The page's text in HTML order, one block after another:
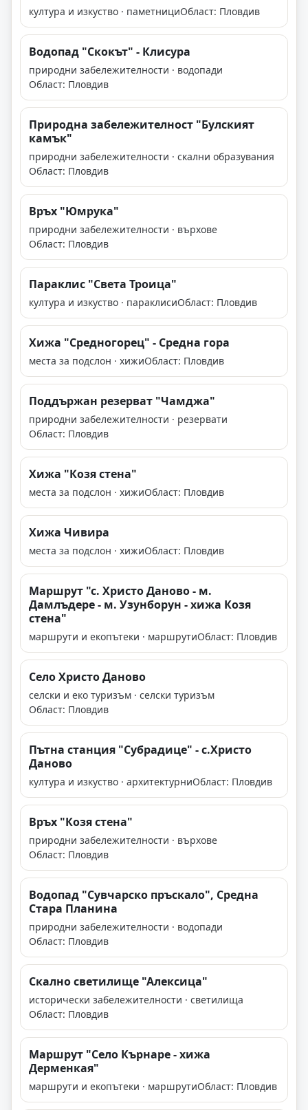
култура и изкуство · паметнициОбласт: Пловдив
Водопад "Скокът" - Клисура
природни забележителности · водопади
Област: Пловдив
Природна забележителност "Булският
камък"
природни забележителности · скални образувания
Област: Пловдив
Връх "Юмрука"
природни забележителности · върхове
Област: Пловдив
Параклис "Света Троица"
култура и изкуство · параклисиОбласт: Пловдив
Хижа "Средногорец" - Средна гора
места за подслон · хижиОбласт: Пловдив
Поддържан резерват "Чамджа"
природни забележителности · резервати
Област: Пловдив
Хижа "Козя стена"
места за подслон · хижиОбласт: Пловдив
Хижа Чивира
места за подслон · хижиОбласт: Пловдив
Маршрут "с. Христо Даново - м.
Дамлъдере - м. Узунборун - хижа Козя
стена"
маршрути и екопътеки · маршрутиОбласт: Пловдив
Село Христо Даново
селски и еко туризъм · селски туризъм
Област: Пловдив
Пътна станция "Субрадице" - с.Христо
Даново
култура и изкуство · архитектурниОбласт: Пловдив
Връх "Козя стена"
природни забележителности · върхове
Област: Пловдив
Водопад "Сувчарско пръскало", Средна
Стара Планина
природни забележителности · водопади
Област: Пловдив
Скално светилище "Алексица"
исторически забележителности · светилища
Област: Пловдив
Маршрут "Село Кърнаре - хижа
Дерменкая"
маршрути и екопътеки · маршрутиОбласт: Пловдив